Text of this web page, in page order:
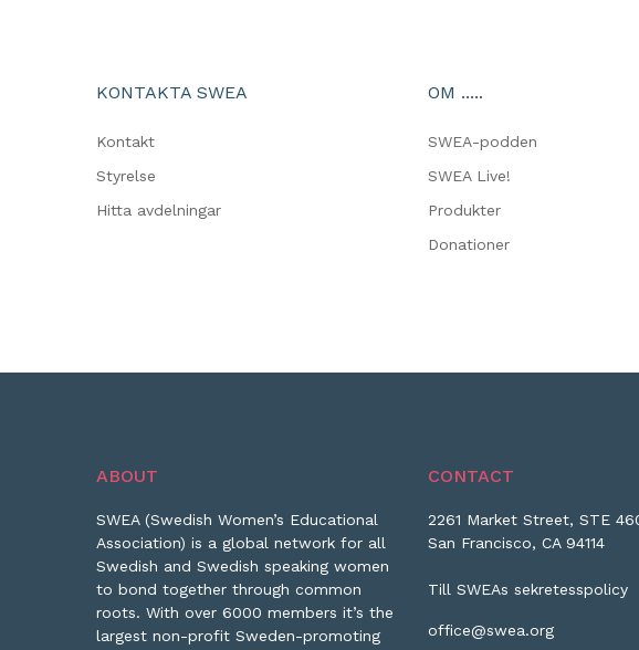
KONTAKTA SWEA
Kontakt
Styrelse
Hitta avdelningar
OM .....
SWEA-podden
SWEA Live!
Produkter
Donationer
ABOUT
SWEA (Swedish Women’s Educational
Association) is a global network for all
Swedish and Swedish speaking women
to bond together through common
roots. With over 6000 members it’s the
largest non-profit Sweden-promoting
CONTACT
2261 Market Street, STE
San Francisco, CA 94114
Till SWEAs sekretesspolicy
office@swea.org